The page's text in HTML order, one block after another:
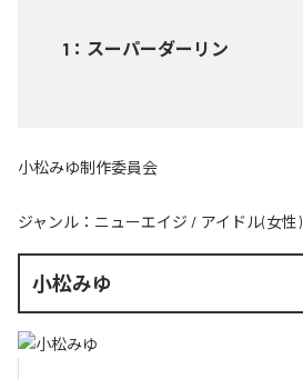
1 ： スーパーダーリン
小松みゆ制作委員会
ジャンル： ニューエイジ / アイドル(女性)
小松みゆ